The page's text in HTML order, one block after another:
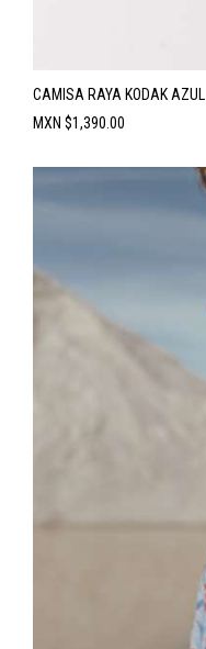
CAMISA RAYA KODAK AZUL
Precio
MXN $1,390.00